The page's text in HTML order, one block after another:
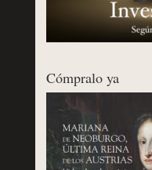
Cómpralo ya